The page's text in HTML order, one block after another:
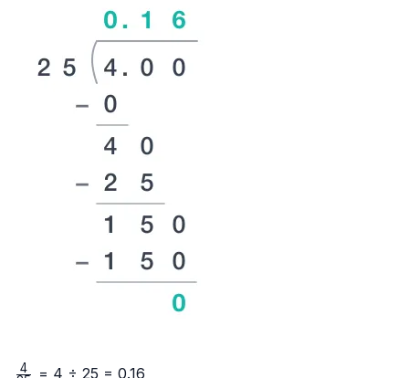
\frac{4}
4 = 4 ÷ 25 = 0.16